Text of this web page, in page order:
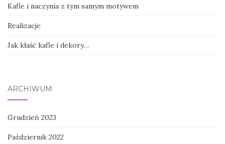
Kafle i naczynia z tym samym motywem
Realizacje
Jak kłaść kafle i dekory…
ARCHIWUM
Grudzień 2023
Październik 2022